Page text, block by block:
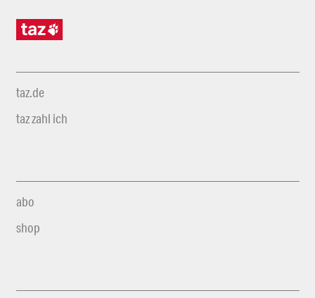
taz.de
taz zahl ich
abo
shop